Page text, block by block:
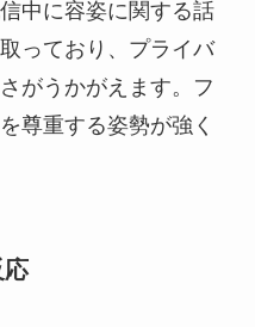
中に容姿に関する話
っており、プライバ
がうかがえます。フ
尊重する姿勢が強く
応